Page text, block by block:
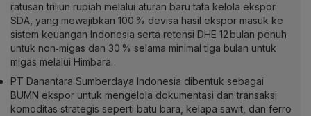
ratusan triliun rupiah melalui aturan baru tata kelola ekspor
SDA, yang mewajibkan 100 % devisa hasil ekspor masuk ke
sistem keuangan Indonesia serta retensi DHE 12 bulan penuh
untuk non‑migas dan 30 % selama minimal tiga bulan untuk
migas melalui Himbara.
PT Danantara Sumberdaya Indonesia dibentuk sebagai
BUMN ekspor untuk mengelola dokumentasi dan transaksi
komoditas strategis seperti batu bara, kelapa sawit, dan ferro